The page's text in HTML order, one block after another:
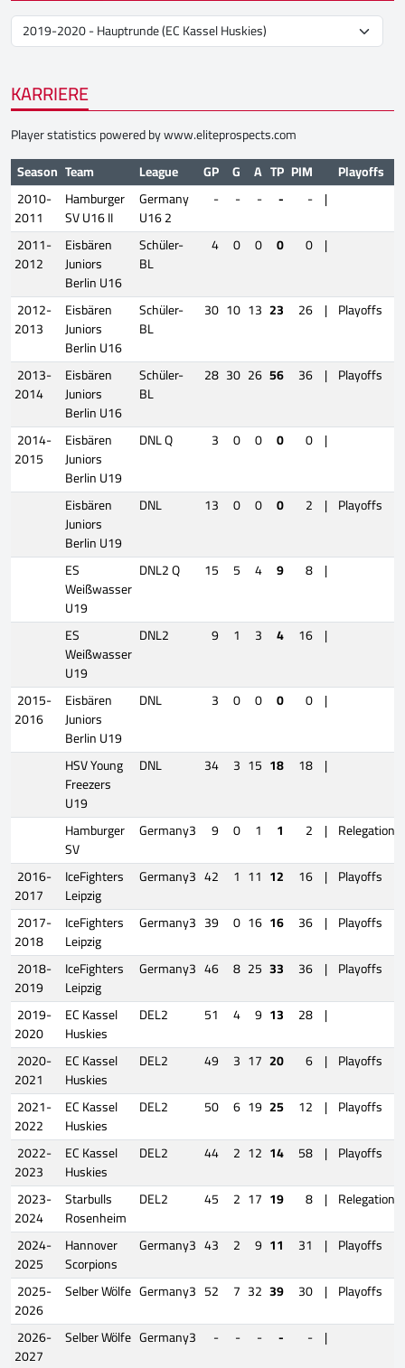
KARRIERE
Player statistics powered bywww.eliteprospects.com
Season Team League GP G A TP PIM Playoffs
2010-
2011
Hamburger
SV U16 II
Germany
U16 2
- - - - - |
2011-
2012
Eisbären
Juniors
Berlin U16
Schüler-
BL
4 0 0 0 0 |
2012-
2013
Eisbären
Juniors
Berlin U16
Schüler-
BL
30 10 13 23 26 | Playoffs
2013-
2014
Eisbären
Juniors
Berlin U16
Schüler-
BL
28 30 26 56 36 | Playoffs
2014-
2015
Eisbären
Juniors
Berlin U19
DNL Q 3 0 0 0 0 |
Eisbären
Juniors
Berlin U19
DNL 13 0 0 0 2 | Playoffs
ES
Weißwasser
U19
DNL2 Q 15 5 4 9 8 |
ES
Weißwasser
U19
DNL2 9 1 3 4 16 |
2015-
2016
Eisbären
Juniors
Berlin U19
DNL 3 0 0 0 0 |
HSV Young
Freezers
U19
DNL 34 3 15 18 18 |
Hamburger
SV
Germany3 9 0 1 1 2 | Relegation
2016-
2017
IceFighters
Leipzig
Germany3 42 1 11 12 16 | Playoffs
2017-
2018
IceFighters
Leipzig
Germany3 39 0 16 16 36 | Playoffs
2018-
2019
IceFighters
Leipzig
Germany3 46 8 25 33 36 | Playoffs
2019-
2020
EC Kassel
Huskies
DEL2 51 4 9 13 28 |
2020-
2021
EC Kassel
Huskies
DEL2 49 3 17 20 6 | Playoffs
2021-
2022
EC Kassel
Huskies
DEL2 50 6 19 25 12 | Playoffs
2022-
2023
EC Kassel
Huskies
DEL2 44 2 12 14 58 | Playoffs
2023-
2024
Starbulls
Rosenheim
DEL2 45 2 17 19 8 | Relegation
2024-
2025
Hannover
Scorpions
Germany3 43 2 9 11 31 | Playoffs
2025-
2026
Selber Wölfe Germany3 52 7 32 39 30 | Playoffs
2026-
2027
Selber Wölfe Germany3 - - - - - |